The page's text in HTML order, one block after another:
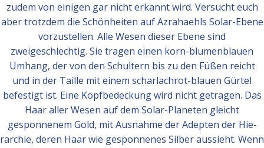
zudem von einigen gar nicht erkannt wird. Versucht euch
aber trotzdem die Schönheiten auf Azrahaehls Solar-Ebene
vorzustellen. Alle Wesen dieser Ebene sind
zweigeschlechtig. Sie tragen einen korn-blumenblauen
Umhang, der von den Schultern bis zu den Füßen reicht
und in der Taille mit einem scharlachrot-blauen Gürtel
befestigt ist. Eine Kopfbedeckung wird nicht getragen. Das
Haar aller Wesen auf dem Solar-Planeten gleicht
gesponnenem Gold, mit Ausnahme der Adepten der Hie-
rarchie, deren Haar wie gesponnenes Silber aussieht. Wenn